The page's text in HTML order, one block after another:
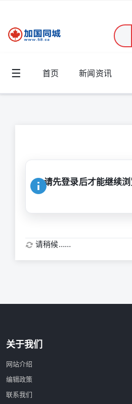
☰ 首页 新闻资讯
请先登录后才能继续
请稍候……
关于我们
网站介绍
编辑政策
联系我们